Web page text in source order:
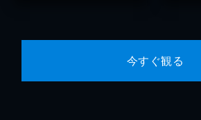
今すぐ観る